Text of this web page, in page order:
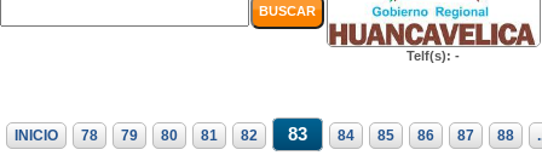
Telf(s): -
INICIO 78 79 80 81 82 83 84 85 86 87 88